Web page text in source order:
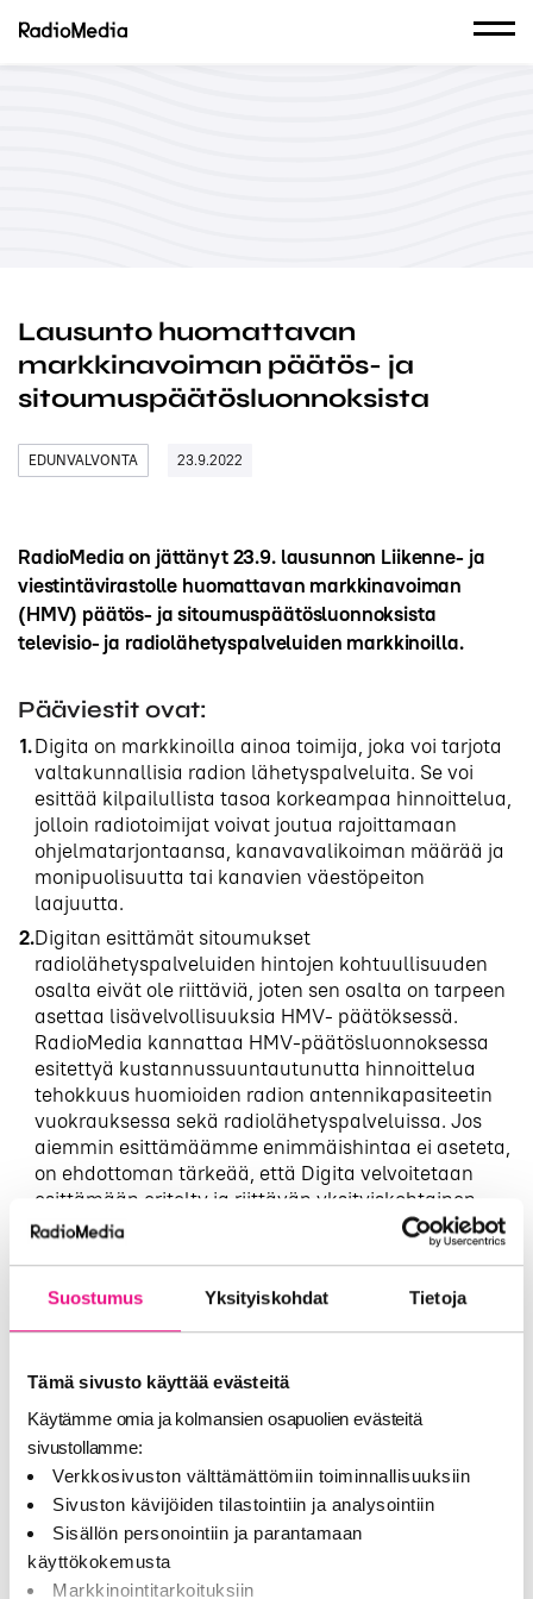
Suostumus Yksityiskohdat Tietoja
Tämä sivusto käyttää evästeitä
Käytämme omia ja kolmansien osapuolien evästeitä
sivustollamme:
Verkkosivuston välttämättömiin toiminnallisuuksiin
Sivuston kävijöiden tilastointiin ja analysointiin
Sisällön personointiin ja parantamaan
käyttökokemusta
Markkinointitarkoituksiin
Lausunto huomattavan
markkinavoiman päätös- ja
sitoumuspäätösluonnoksista
EDUNVALVONTA 23.9.2022
RadioMedia on jättänyt 23.9. lausunnon Liikenne- ja
viestintävirastolle huomattavan markkinavoiman
(HMV) päätös- ja sitoumuspäätösluonnoksista
televisio- ja radiolähetyspalveluiden markkinoilla.
Pääviestit ovat:
Digita on markkinoilla ainoa toimija, joka voi tarjota
valtakunnallisia radion lähetyspalveluita. Se voi
esittää kilpailullista tasoa korkeampaa hinnoittelua,
jolloin radiotoimijat voivat joutua rajoittamaan
ohjelmatarjontaansa, kanavavalikoiman määrää ja
monipuolisuutta tai kanavien väestöpeiton
laajuutta.
Digitan esittämät sitoumukset
radiolähetyspalveluiden hintojen kohtuullisuuden
osalta eivät ole riittäviä, joten sen osalta on tarpeen
asettaa lisävelvollisuuksia HMV- päätöksessä.
RadioMedia kannattaa HMV-päätösluonnoksessa
esitettyä kustannussuuntautunutta hinnoittelua
tehokkuus huomioiden radion antennikapasiteetin
vuokrauksessa sekä radiolähetyspalveluissa. Jos
aiemmin esittämäämme enimmäishintaa ei aseteta,
on ehdottoman tärkeää, että Digita velvoitetaan
esittämään eritelty ja riittävän yksityiskohtainen
hinnasto. Kustannussuuntautuneisuutta voidaan
arvioida ainoastaan avoimen, yksityiskohtaisen ja
Traficomin tulee varmistua siitä, että sillä on
valvontatehtävää suorittaessaan käytössään
vertailutietoa vastaavan tehokkaan toimijan
kustannuksista. Tämä on edellytys sen
arvioimiseksi, onko Digita täyttänyt sille asetetut
vaatimukset eli noudattanut
kustannussuuntautunutta hinnoittelua tehokkuus
huomioiden. Tämän lisäksi Traficomin tulee pystyä
varmistumaan siitä, että sillä on myös käytännössä
riittävät keinot tarvittaessa myös tarkistaa, että sen